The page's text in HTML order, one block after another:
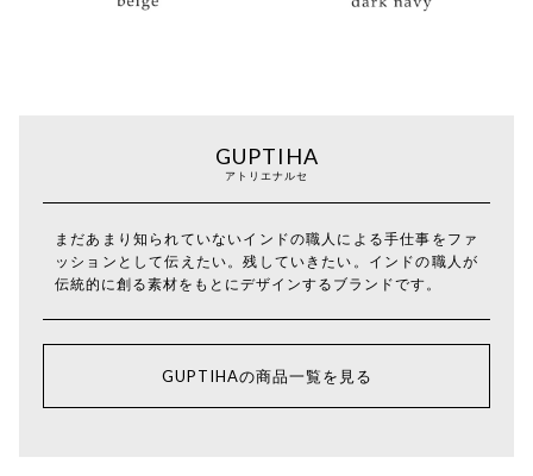
GUPTIHA
アトリエナルセ
まだあまり知られていないインドの職人による手仕事をファ
ッションとして伝えたい。残していきたい。インドの職人が
伝統的に創る素材をもとにデザインするブランドです。
GUPTIHAの商品一覧を見る